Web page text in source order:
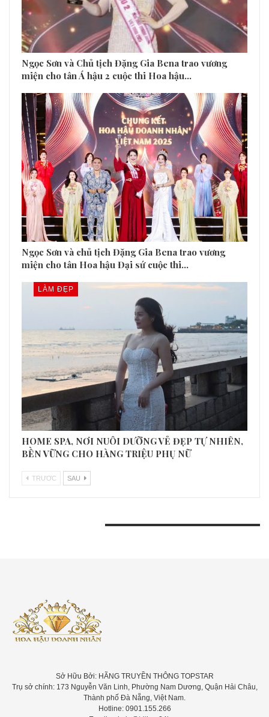
Ngọc Sơn và Chủ tịch Đặng Gia Bena trao vương
miện cho tân Á hậu 2 cuộc thi Hoa hậu…
Ngọc Sơn và chủ tịch Đặng Gia Bena trao vương
miện cho tân Hoa hậu Đại sứ cuộc thi…
LÀM ĐẸP
HOME SPA, NƠI NUÔI DƯỠNG VẺ ĐẸP TỰ NHIÊN,
BỀN VỮNG CHO HÀNG TRIỆU PHỤ NỮ
TRƯƠC SAU
Sở Hữu Bởi: HÃNG TRUYỀN THÔNG TOPSTAR
Trụ sở chính: 173 Nguyễn Văn Linh, Phường Nam Dương, Quận Hải Châu,
Thành phố Đà Nẵng, Việt Nam.
Hotline: 0901.155.266